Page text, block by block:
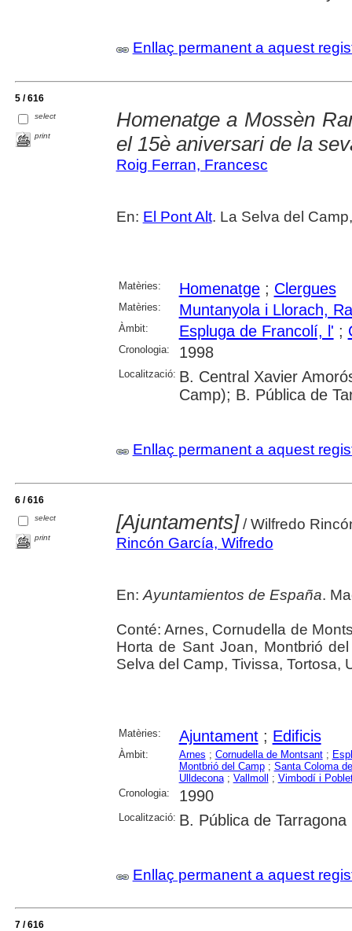
Enllaç permanent a aquest
5 / 616
select
print
Homenatge a Mossèn
el 15è aniversari de la
Roig Ferran, Francesc
En: El Pont Alt. La Selva del
Matèries: Homenatge; Clergues
Matèries: Muntanyola i Llorach,
Àmbit: Espluga de Francolí, l' ;
Cronologia: 1998
Localització: B. Central Xavier
Camp); B. Pública de
Enllaç permanent a aquest
6 / 616
select
print
[Ajuntaments]/ Wilfredo
Rincón García, Wifredo
En: Ayuntamientos de España.
Conté: Arnes, Cornudella de
Horta de Sant Joan, Montbrió
Selva del Camp, Tivissa, Tortosa,
Matèries: Ajuntament; Edificis
Àmbit: Arnes ; Cornudella de Montsant;
Montbrió del Camp; Santa Coloma
Ulldecona; Vallmoll ; Vimbodí i
Cronologia:
1990
Localització: B. Pública de Tarragona
Enllaç permanent a aquest
7 / 616